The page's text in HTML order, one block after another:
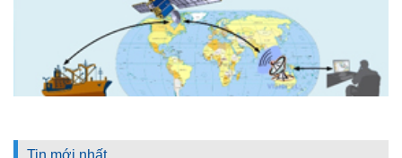
Tin mới nhất